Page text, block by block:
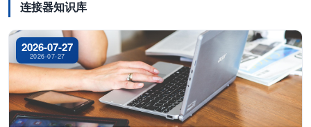
连接器知识库
2026-07-27
2026-07-27